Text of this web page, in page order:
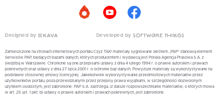
Designed by Developed by
Zamieszczone na stronach internetowych portalu Czyż TAK! materiały sygnowane skrótem „PAP” stanowią element
Serwisów PAP, będących bazami danych, których producentem i wydawcą jest Polska Agencja Prasowa S.A. z
siedzibą w Warszawie. Chronione są one przepisami ustawy z dnia 4 lutego 1994 r. o prawie autorskim i prawach
pokrewnych oraz ustawy z dnia 27 lipca 2001 r. o ochronie baz danych. Powyższe materiały są wykorzystywane na
podstawie stosownej umowy licencyjnej. Jakiekolwiek wykorzystywanie przedmiotowych materiałów przez
użytkowników portalu, poza przewidzianymi przez przepisy prawa wyjątkami, w szczególności dozwolonym
użytkiem osobistym, jest zabronione. PAP S.A. zastrzega, iż dalsze rozpowszechnianie materiałów, o których mowa
w art. 25 ust. 1 pkt. b) ustawy o prawie autorskim i prawach pokrewnych, jest zabronione.